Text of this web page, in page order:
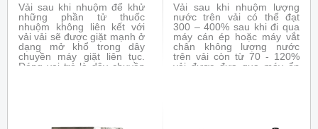
Vải sau khi nhuộm để khử
những phần tử thuốc
nhuộm không liên kết với
vải vải sẽ được giặt mạnh ở
dạng mở khổ trong dây
chuyền máy giặt liên tục.
Đóng vai trò là dây chuyền
Vải sau khi nhuộm lượng
nước trên vải có thể đạt
300 – 400% sau khi đi qua
máy cán ép hoặc máy vắt
chân không lượng nước
trên vải còn từ 70 - 120%
vải được đưa qua máy ổn